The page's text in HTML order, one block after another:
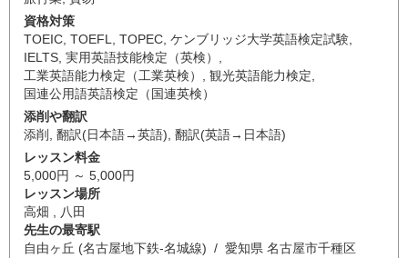
資格対策
TOEIC TOEFL TOPEC ケンブリッジ大学英語検定試験
IELTS 実用英語技能検定（英検）
工業英語能力検定（工業英検）
観光英語能力検定
国連公用語英語検定（国連英検）
添削や翻訳
添削
翻訳(日本語→英語) 翻訳(英語→日本語)
レッスン料金
5,000円 ～ 5,000円
レッスン場所
高畑 , 八田
先生の最寄駅
自由ヶ丘 (名古屋地下鉄-名城線) / 愛知県 名古屋市千種区